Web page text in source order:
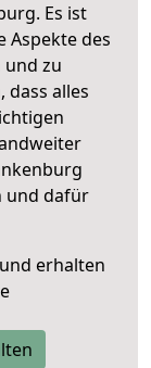
Es ist
Aspekte des
und zu
dass alles
und dafür
erhalten